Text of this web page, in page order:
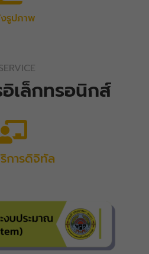
รูปภาพ
เล็กทรอนิกส์
การดิจิทัล